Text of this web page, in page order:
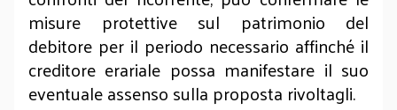
misure protettive sul patrimonio del
debitore per il periodo necessario affinché il
creditore erariale possa manifestare il suo
eventuale assenso sulla proposta rivoltagli.